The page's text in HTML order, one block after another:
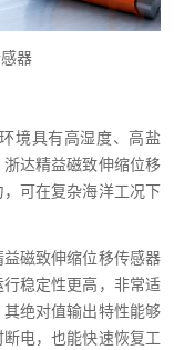
器
境具有高湿度、高盐
达精益磁致伸缩位移
可在复杂海洋工况下
益磁致伸缩位移传感器
稳定性更高，非常适
绝对值输出特性能够
电，也能快速恢复工